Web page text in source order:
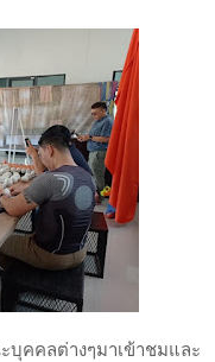
คคลต่างๆมาเข้าชมและ